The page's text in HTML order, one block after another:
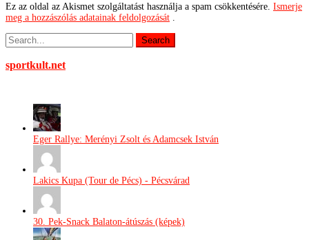
Ez az oldal az Akismet szolgáltatást használja a spam csökkentésére. Ismerje
meg a hozzászólás adatainak feldolgozását
sportkult.net
Eger Rallye: Merényi Zsolt és Adamcsek István
Lakics Kupa (Tour de Pécs) - Pécsvárad
30. Pek-Snack Balaton-átúszás (képek)